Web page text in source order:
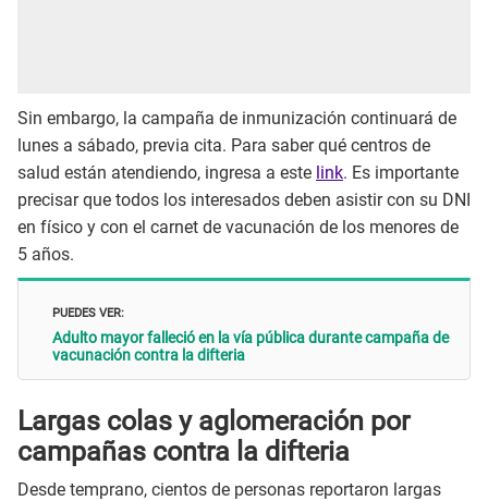
Sin embargo, la campaña de inmunización continuará de
lunes a sábado, previa cita. Para saber qué centros de
salud están atendiendo, ingresa a este link. Es importante
precisar que todos los interesados deben asistir con su DNI
en físico y con el carnet de vacunación de los menores de
5 años.
PUEDES VER:
Adulto mayor falleció en la vía pública durante campaña de
vacunación contra la difteria
Largas colas y aglomeración por
campañas contra la difteria
Desde temprano, cientos de personas reportaron largas